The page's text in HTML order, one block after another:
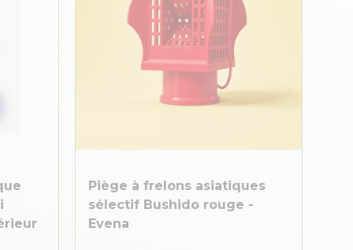
Piège à frelons asiatiques
sélectif Bushido rouge -
Evena